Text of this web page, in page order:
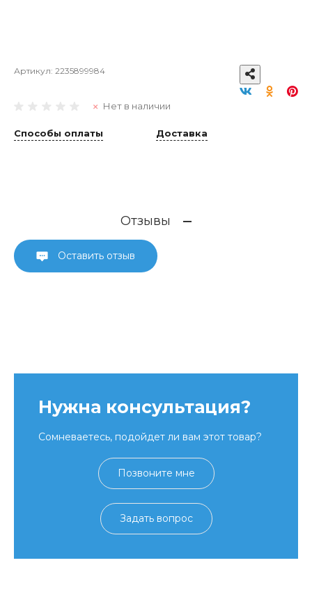
Артикул: 2235899984
Нет в наличии
Способы оплаты Доставка
Отзывы
Оставить отзыв
Нужна консультация?
Сомневаетесь, подойдет ли вам этот товар?
Позвоните мне
Задать вопрос